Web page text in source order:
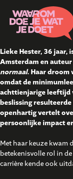
Lieke Hester, 36 jaar,
Amsterdam en
normaal. Haar droom
omdat de
achttienjarige leeftijd
beslissing
openhartig vertelt
persoonlijke impact
Met haar keuze kwam
betekenisvolle rol in
carrière kende ook